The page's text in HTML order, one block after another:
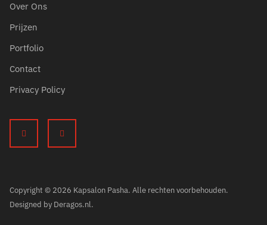
Over Ons
Prijzen
Portfolio
Contact
Privacy Policy
Copyright © 2026 Kapsalon Pasha. Alle rechten voorbehouden.
Designed by Deragos.nl.